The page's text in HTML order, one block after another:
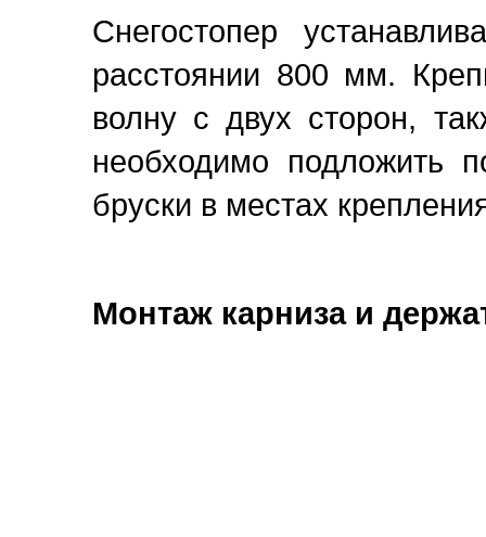
Снегостопер
расстоянии 800 мм.
волну с двух сторон,
необходимо подложить
бруски в местах
Монтаж карниза и